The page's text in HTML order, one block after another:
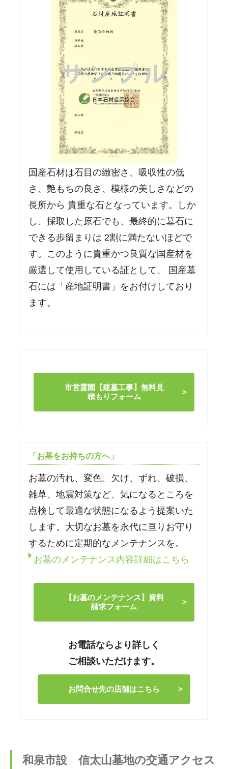
国産石材は石目の緻密さ、吸収性の低
さ、艶もちの良さ、模様の美しさなどの
長所から 貴重な石となっています。しか
し、採取した原石でも、最終的に墓石に
できる歩留まりは 2割に満たないほどで
す。このように貴重かつ良質な国産材を
厳選して使用している証として、 国産墓
石には「産地証明書」をお付けしており
ます。
市営霊園【建墓工事】無料見
積もりフォーム
「お墓をお持ちの方へ」
お墓の汚れ、変色、欠け、ずれ、破損、
雑草、地震対策など、気になるところを
点検して最適な状態になるよう提案いた
します。大切なお墓を永代に亘りお守り
するために定期的なメンテナンスを。
お墓のメンテナンス内容詳細はこちら
【お墓のメンテナンス】資料
請求フォーム
お電話ならより詳しく
ご相談いただけます。
お問合せ先の店舗はこちら
和泉市設 信太山墓地の交通アクセス